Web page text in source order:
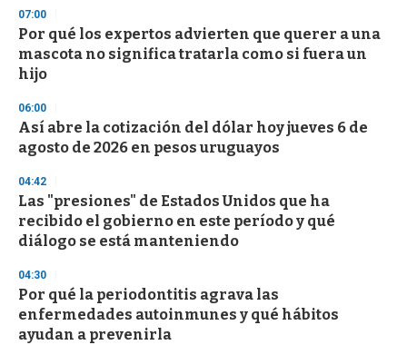
07:00
Por qué los expertos advierten que querer a una
mascota no significa tratarla como si fuera un
hijo
06:00
Así abre la cotización del dólar hoy jueves 6 de
agosto de 2026 en pesos uruguayos
04:42
Las "presiones" de Estados Unidos que ha
recibido el gobierno en este período y qué
diálogo se está manteniendo
04:30
Por qué la periodontitis agrava las
enfermedades autoinmunes y qué hábitos
ayudan a prevenirla